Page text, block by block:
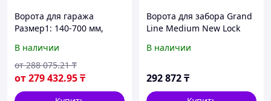
Ворота для гаража
Размер1: 140-700 мм,
В наличии
от279 432.95₸
от 288 075.21 ₸
Ворота для забора Grand
Line Medium New Lock
В наличии
292 872₸